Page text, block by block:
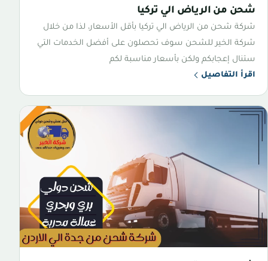
شحن من الرياض الي تركيا
شركة شحن من الرياض الي تركيا بأقل الأسعار، لذا من خلال
شركة الخير للشحن سوف تحصلون على أفضل الخدمات التي
ستنال إعجابكم ولكن بأسعار مناسبة لكم
اقرأ التفاصيل